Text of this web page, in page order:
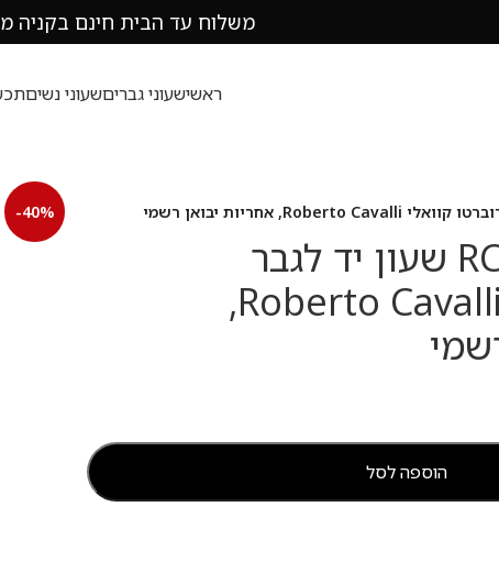
משלוח עד הבית חינם בקניה מעל
ראשישעוני גבריםשעוני נשים
RC5G091L0035 שעון יד לגבר
רוברטו קוואלי Roberto Cavalli,
הוספה לסל
-40%